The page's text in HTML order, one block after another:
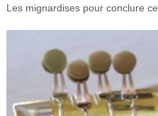
Les mignardises pour conclure